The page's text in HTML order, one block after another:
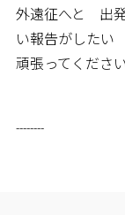
外遠征へと 出
い報告がしたい
頑張ってくださ
--------